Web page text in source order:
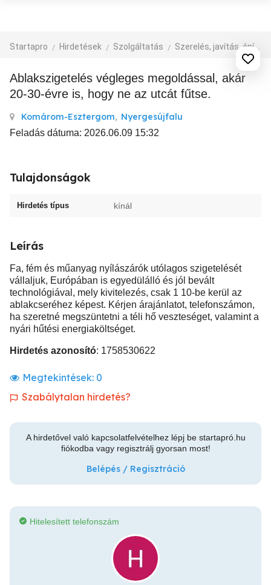
Startapro Hirdetések Szolgáltatás Szerelés, javítás, építkezés
Ablakszigetelés végleges megoldással, akár
20-30-évre is, hogy ne az utcát fűtse.
Komárom-Esztergom, Nyergesújfalu
Feladás dátuma: 2026.06.09 15:32
Tulajdonságok
Hirdetés típus kínál
Leírás
Fa, fém és műanyag nyílászárók utólagos szigetelését
vállaljuk, Európában is egyedülálló és jól bevált
technológiával, mely kivitelezés, csak 1 10-be kerül az
ablakcseréhez képest. Kérjen árajánlatot, telefonszámon,
ha szeretné megszüntetni a téli hő veszteséget, valamint a
nyári hűtési energiaköltséget.
Hirdetés azonosító: 1758530622
Megtekintések: 0
Szabálytalan hirdetés?
A hirdetővel való kapcsolatfelvételhez lépj be startapró.hu
fiókodba vagy regisztrálj gyorsan most!
Belépés / Regisztráció
Hitelesített telefonszám